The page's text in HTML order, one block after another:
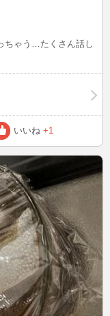
ちゃう…たくさん話し
いいね +1